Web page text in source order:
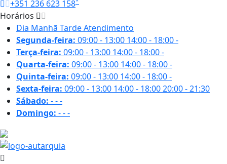
+351 236 623 158
Horários
Dia Manhã TardeAtendimento
Segunda-feira: 09:00 - 13:00 14:00 - 18:00-
Terça-feira: 09:00 - 13:00 14:00 - 18:00-
Quarta-feira: 09:00 - 13:00 14:00 - 18:00-
Quinta-feira: 09:00 - 13:00 14:00 - 18:00-
Sexta-feira: 09:00 - 13:00 14:00 - 18:0020:00 - 21:30
Sábado: ---
Domingo: ---